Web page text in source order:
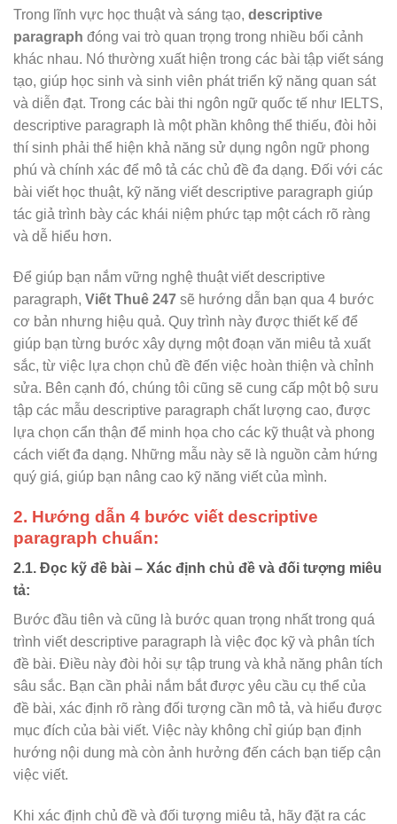
Trong lĩnh vực học thuật và sáng tạo, descriptive
paragraph đóng vai trò quan trọng trong nhiều bối cảnh
khác nhau. Nó thường xuất hiện trong các bài tập viết sáng
tạo, giúp học sinh và sinh viên phát triển kỹ năng quan sát
và diễn đạt. Trong các bài thi ngôn ngữ quốc tế như IELTS,
descriptive paragraph là một phần không thể thiếu, đòi hỏi
thí sinh phải thể hiện khả năng sử dụng ngôn ngữ phong
phú và chính xác để mô tả các chủ đề đa dạng. Đối với các
bài viết học thuật, kỹ năng viết descriptive paragraph giúp
tác giả trình bày các khái niệm phức tạp một cách rõ ràng
và dễ hiểu hơn.
Để giúp bạn nắm vững nghệ thuật viết descriptive
paragraph, Viết Thuê 247 sẽ hướng dẫn bạn qua 4 bước
cơ bản nhưng hiệu quả. Quy trình này được thiết kế để
giúp bạn từng bước xây dựng một đoạn văn miêu tả xuất
sắc, từ việc lựa chọn chủ đề đến việc hoàn thiện và chỉnh
sửa. Bên cạnh đó, chúng tôi cũng sẽ cung cấp một bộ sưu
tập các mẫu descriptive paragraph chất lượng cao, được
lựa chọn cẩn thận để minh họa cho các kỹ thuật và phong
cách viết đa dạng. Những mẫu này sẽ là nguồn cảm hứng
quý giá, giúp bạn nâng cao kỹ năng viết của mình.
2. Hướng dẫn 4 bước viết descriptive
paragraph chuẩn:
2.1. Đọc kỹ đề bài – Xác định chủ đề và đối tượng miêu
tả:
Bước đầu tiên và cũng là bước quan trọng nhất trong quá
trình viết descriptive paragraph là việc đọc kỹ và phân tích
đề bài. Điều này đòi hỏi sự tập trung và khả năng phân tích
sâu sắc. Bạn cần phải nắm bắt được yêu cầu cụ thể của
đề bài, xác định rõ ràng đối tượng cần mô tả, và hiểu được
mục đích của bài viết. Việc này không chỉ giúp bạn định
hướng nội dung mà còn ảnh hưởng đến cách bạn tiếp cận
việc viết.
Khi xác định chủ đề và đối tượng miêu tả, hãy đặt ra các